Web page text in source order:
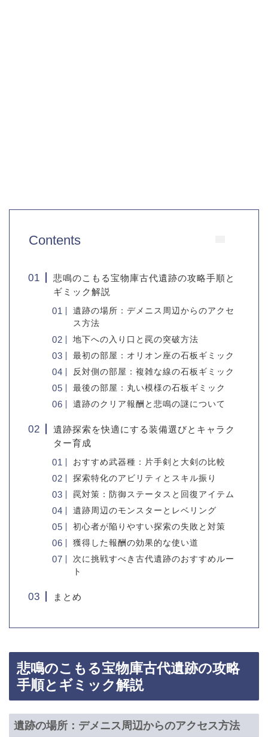
Contents
悲鳴のこもる宝物庫古代遺跡の攻略手順と
ギミック解説
遺跡の場所：デメニス周辺からのアクセ
ス方法
地下への入り口と罠の突破方法
最初の部屋：オリオン座の石板ギミック
反対側の部屋：複雑な線の石板ギミック
最後の部屋：丸い模様の石板ギミック
遺跡のクリア報酬と悲鳴の謎について
遺跡探索を快適にする装備選びとキャラク
ター育成
おすすめ武器種：片手剣と大剣の比較
探索特化のアビリティとスキル振り
罠対策：防御ステータスと回復アイテム
遺跡周辺のモンスターとレベリング
初心者が陥りやすい探索の失敗と対策
獲得した報酬の効果的な使い道
次に挑戦すべき古代遺跡のおすすめルー
ト
まとめ
悲鳴のこもる宝物庫古代遺跡の攻略
手順とギミック解説
遺跡の場所：デメニス周辺からのアクセス方法